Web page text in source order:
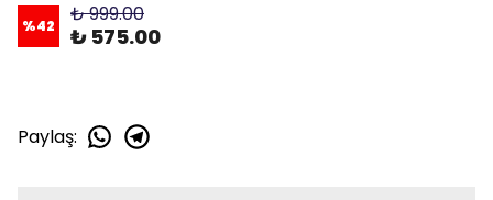
%42 ₺ 999.00
₺ 575.00
Paylaş: